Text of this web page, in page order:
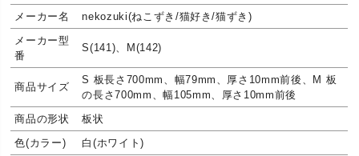
メーカー名
nekozuki(ねこずき/猫好き/猫ずき)
メーカー型
番
S(141)、M(142)
商品サイズ
S 板長さ700mm、幅79mm、厚さ10mm前後、M 板
の長さ700mm、幅105mm、厚さ10mm前後
商品の形状
板状
色(カラー)
白(ホワイト)